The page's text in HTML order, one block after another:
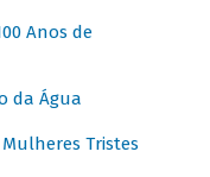
Anos de
da Água
Tristes